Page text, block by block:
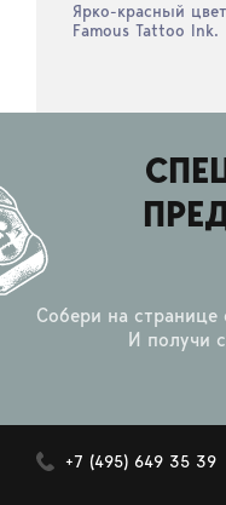
Ярко-красный
Famous Tattoo Ink.
Собери на странице
И получи
+7 (495) 649 35 39